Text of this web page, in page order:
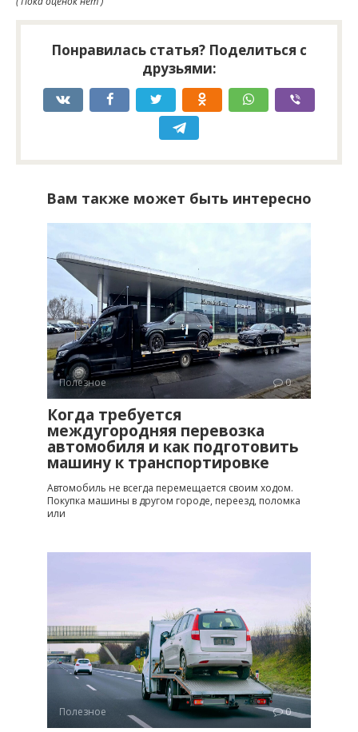
Понравилась статья? Поделиться с
друзьями:
Вам также может быть интересно
Полезное 0
Когда требуется
междугородняя перевозка
автомобиля и как подготовить
машину к транспортировке
Автомобиль не всегда перемещается своим ходом.
Покупка машины в другом городе, переезд, поломка
или
Полезное 0